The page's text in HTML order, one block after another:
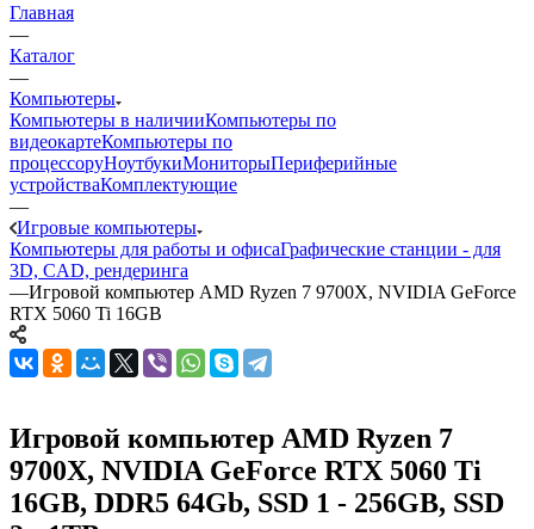
Главная
—
Каталог
—
Компьютеры
Компьютеры в наличииКомпьютеры по
видеокартеКомпьютеры по
процессоруНоутбукиМониторыПериферийные
устройстваКомплектующие
—
Игровые компьютеры
Компьютеры для работы и офисаГрафические станции - для
3D, CAD, рендеринга
—Игровой компьютер AMD Ryzen 7 9700X, NVIDIA GeForce
RTX 5060 Ti 16GB
Игровой компьютер AMD Ryzen 7
9700X, NVIDIA GeForce RTX 5060 Ti
16GB, DDR5 64Gb, SSD 1 - 256GB, SSD